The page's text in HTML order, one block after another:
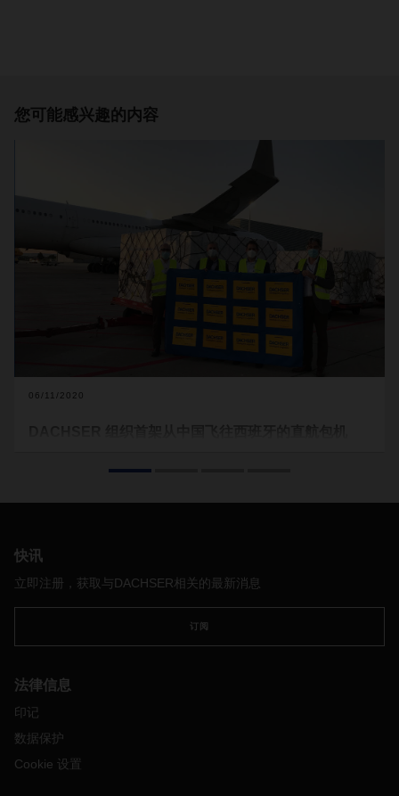
您可能感兴趣的内容
06/11/2020
快讯
立即注册，获取与DACHSER相关的最新消息
订阅
法律信息
印记
数据保护
Cookie 设置